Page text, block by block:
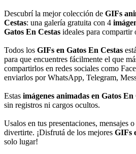
Descubrí la mejor colección de GIFs
Cestas: una galería gratuita con 4
Gatos En Cestas ideales para compartir
Todos los GIFs en Gatos En Cestas
para que encuentres fácilmente el que
compartirlos en redes sociales como
enviarlos por WhatsApp, Telegram,
Estas imágenes animadas en Gatos En
sin registros ni cargos ocultos.
Usalos en tus presentaciones, mensajes
divertirte. ¡Disfrutá de los mejores GIFs
solo lugar!